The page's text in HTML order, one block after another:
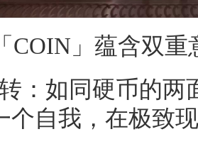
COIN」蕴含双重
：如同硬币的
个自我，在极致